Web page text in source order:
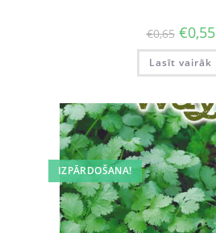
€0,65 €0,55
Lasīt vairāk
IZPĀRDOŠANA!